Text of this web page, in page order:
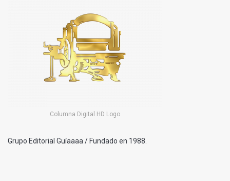
Columna Digital HD Logo
Grupo Editorial Guíaaaa / Fundado en 1988.